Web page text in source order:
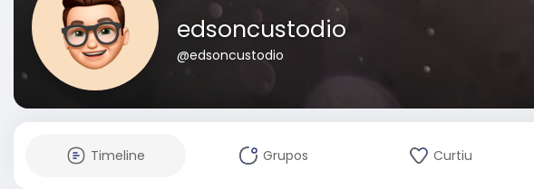
edsoncustodio
@edsoncustodio
Timeline Grupos Curtiu